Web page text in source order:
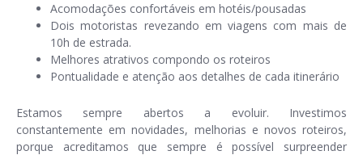
Acomodações confortáveis em hotéis/pousadas
Dois motoristas revezando em viagens com mais de
10h de estrada.
Melhores atrativos compondo os roteiros
Pontualidade e atenção aos detalhes de cada itinerário
Estamos sempre abertos a evoluir. Investimos
constantemente emnovidades, melhorias e novos roteiros,
porque acreditamos que sempre é possível surpreender